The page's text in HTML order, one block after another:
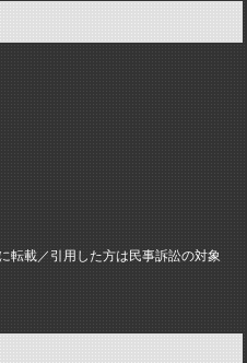
転載／引用した方は民事訴訟の対象